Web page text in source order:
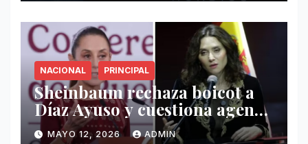
NACIONAL PRINCIPAL
Sheinbaum rechaza boicot a
Díaz Ayuso y cuestiona agenda
de funcionaria española
MAYO 12, 2026 ADMIN